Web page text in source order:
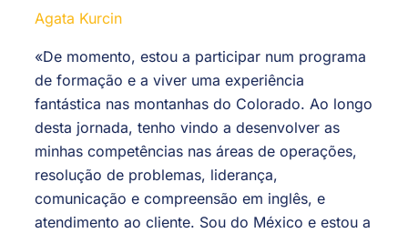
Agata Kurcin
«De momento, estou a participar num programa
de formação e a viver uma experiência
fantástica nas montanhas do Colorado. Ao longo
desta jornada, tenho vindo a desenvolver as
minhas competências nas áreas de operações,
resolução de problemas, liderança,
comunicação e compreensão em inglês, e
atendimento ao cliente. Sou do México e estou a